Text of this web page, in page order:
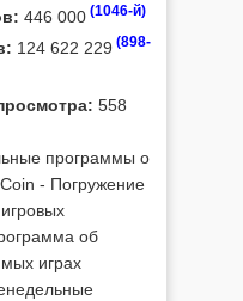
446 000 (1046-й)
124 622 229 (898-
558
программы о
- Погружение
об
играх